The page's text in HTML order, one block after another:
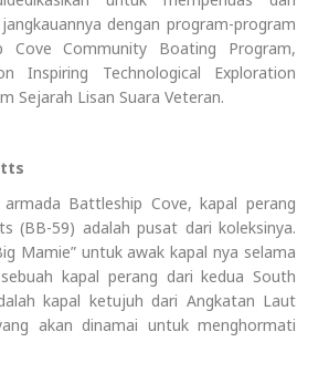
dengan program-program
Cove Community Boating Program,
Inspiring Technological Exploration
Sejarah Lisan Suara Veteran.
Battleship Cove, kapal perang
(BB-59) adalah pusat dari koleksinya.
Mamie” untuk awak kapal nya selama
kapal perang dari kedua South
kapal ketujuh dari Angkatan Laut
akan dinamai untuk menghormati